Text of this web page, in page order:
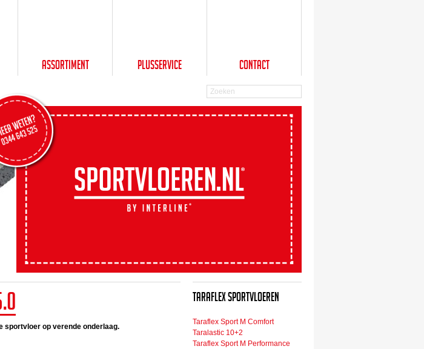
Assortiment PlusService Contact
sportvloer op verende onderlaag.
Taraflex Sportvloeren
Taraflex Sport M Comfort
Taralastic 10+2
Taraflex Sport M Performance